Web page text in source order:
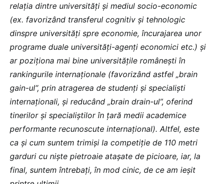
relația dintre universități și mediul socio-economic
(ex. favorizând transferul cognitiv și tehnologic
dinspre universități spre economie, încurajarea unor
programe duale universități-agenți economici etc.) și
ar poziționa mai bine universitățile românești în
rankingurile internaționale (favorizând astfel „brain
gain-ul”, prin atragerea de studenți și specialiști
internaționali, și reducând „brain drain-ul”, oferind
tinerilor și specialiștilor în țară medii academice
performante recunoscute internațional). Altfel, este
ca și cum suntem trimiși la competiție de 110 metri
garduri cu niște pietroaie atașate de picioare, iar, la
final, suntem întrebați, în mod cinic, de ce am ieșit